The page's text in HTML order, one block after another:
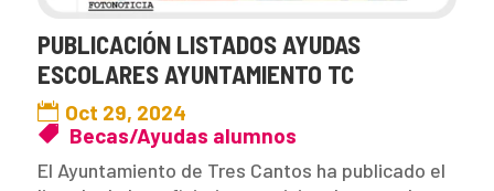
PUBLICACIÓN LISTADOS AYUDAS
ESCOLARES AYUNTAMIENTO TC
Oct 29, 2024
Becas/Ayudas alumnos
El Ayuntamiento de Tres Cantos ha publicado el